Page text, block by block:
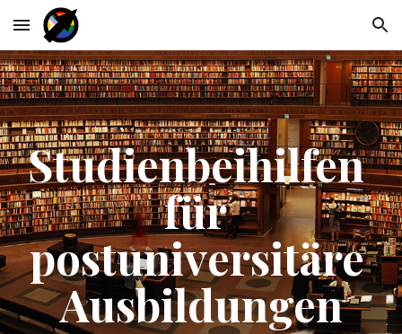
Skip to main content Skip to navigation
Studienbeihilfen
für
postuniversitäre
Ausbildungen